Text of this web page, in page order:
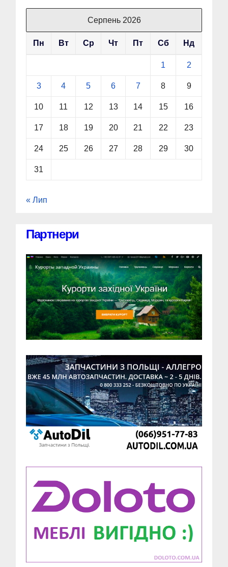
Серпень 2026
Пн Вт Ср Чт Пт Сб Нд
1 2
3 4 5 6 7 8 9
10 11 12 13 14 15 16
17 18 19 20 21 22 23
24 25 26 27 28 29 30
31
« Лип
Партнери